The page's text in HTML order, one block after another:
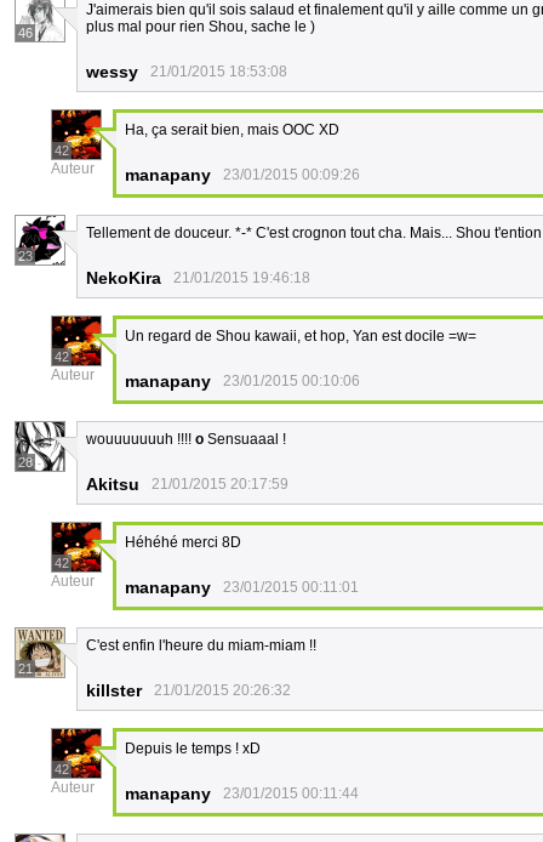
46
J'aimerais bien qu'il sois salaud et finalement qu'il y aille comme un
plus mal pour rien Shou, sache le )
wessy 21/01/2015 18:53:08
42
Auteur
Ha, ça serait bien, mais OOC XD
manapany 23/01/2015 00:09:26
23
Tellement de douceur. *-* C'est crognon tout cha. Mais... Shou
NekoKira 21/01/2015 19:46:18
42
Auteur
Un regard de Shou kawaii, et hop, Yan est docile =w=
manapany 23/01/2015 00:10:06
28
wouuuuuuuh !!!! o Sensuaaal !
Akitsu 21/01/2015 20:17:59
42
Auteur
Héhéhé merci 8D
manapany 23/01/2015 00:11:01
21
C'est enfin l'heure du miam-miam !!
killster 21/01/2015 20:26:32
42
Auteur
Depuis le temps ! xD
manapany 23/01/2015 00:11:44